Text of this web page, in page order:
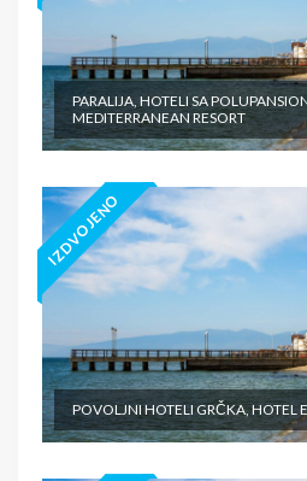
PARALIJA, HOTELI SA
MEDITERRANEAN RESORT
IZDVOJENO
POVOLJNI HOTELI GRČKA, HOTEL